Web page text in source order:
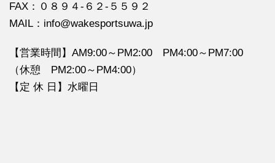
FAX：０８９４‐６２‐５５９２
MAIL：info@wakesportsuwa.jp
【営業時間】AM9:00～PM2:00 PM4:00～PM7:00
（休憩 PM2:00～PM4:00）
【定 休 日】水曜日